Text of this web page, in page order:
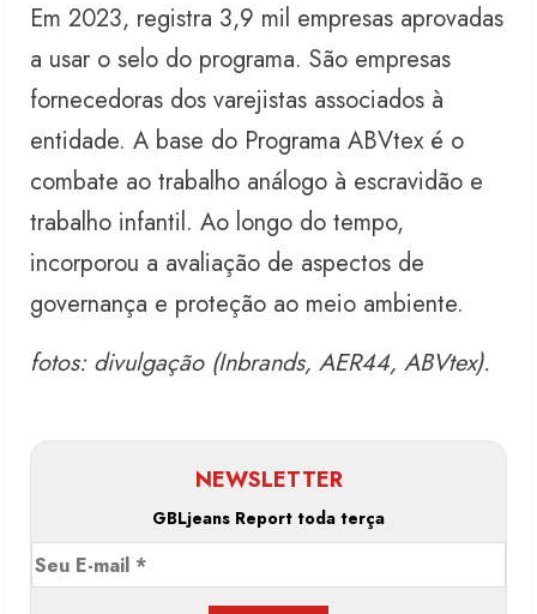
Em 2023, registra 3,9 mil empresas aprovadas
a usar o selo do programa. São empresas
fornecedoras dos varejistas associados à
entidade. A base do Programa ABVtex é o
combate ao trabalho análogo à escravidão e
trabalho infantil. Ao longo do tempo,
incorporou a avaliação de aspectos de
governança e proteção ao meio ambiente.
fotos: divulgação (Inbrands, AER44, ABVtex).
NEWSLETTER
GBLjeans Report toda terça